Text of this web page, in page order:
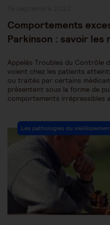
Comportements
Parkinson : savoir
Appelés Troubles du Contrôle
voient chez les patients
ou traités par certains
présentent sous la forme de
comportements irrépressibles
Post
Category:
Les pathologies du